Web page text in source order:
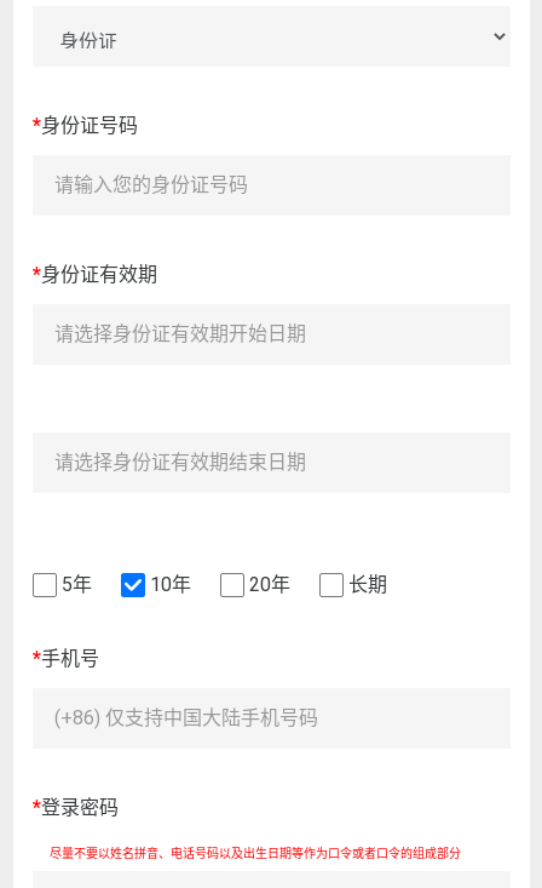
*身份证号码
*身份证有效期
5年 10年 20年 长期
*手机号
*登录密码
尽量不要以姓名拼音、电话号码以及出生日期等作为口令或者口令的组成部分